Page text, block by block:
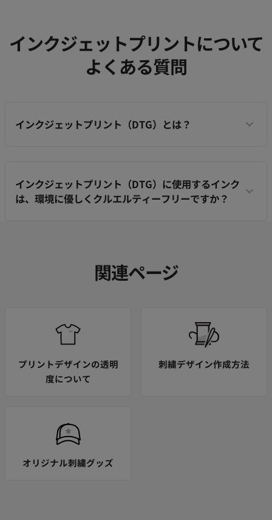
インクジェットプリントについて
よくある質問
インクジェットプリント（DTG）とは？
インクジェットプリント（DTG）に使用するインク
は、環境に優しくクルエルティーフリーですか？
関連ページ
プリントデザインの透明
度について
刺繍デザイン作成方法
オリジナル刺繍グッズ